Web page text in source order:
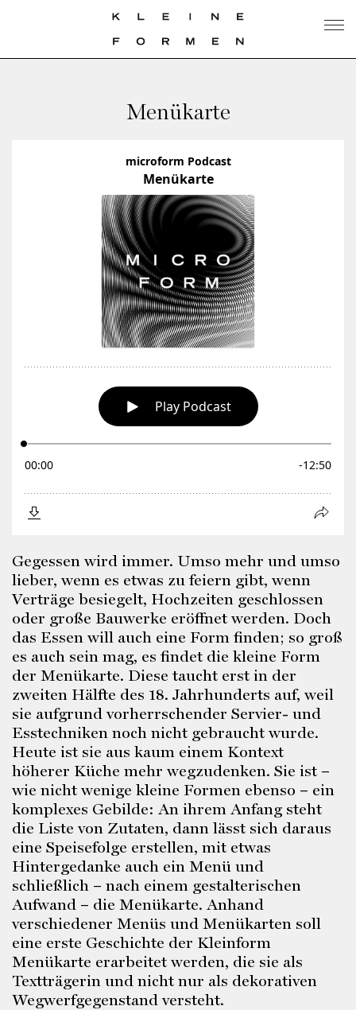
Menükarte
Gegessen wird immer. Umso mehr und umso
lieber, wenn es etwas zu feiern gibt, wenn
Verträge besiegelt, Hochzeiten geschlossen
oder große Bauwerke eröffnet werden. Doch
das Essen will auch eine Form finden; so groß
es auch sein mag, es findet die kleine Form
der Menükarte. Diese taucht erst in der
zweiten Hälfte des 18. Jahrhunderts auf, weil
sie aufgrund vorherrschender Servier- und
Esstechniken noch nicht gebraucht wurde.
Heute ist sie aus kaum einem Kontext
höherer Küche mehr wegzudenken. Sie ist –
wie nicht wenige kleine Formen ebenso – ein
komplexes Gebilde: An ihrem Anfang steht
die Liste von Zutaten, dann lässt sich daraus
eine Speisefolge erstellen, mit etwas
Hintergedanke auch ein Menü und
schließlich – nach einem gestalterischen
Aufwand – die Menükarte. Anhand
verschiedener Menüs und Menükarten soll
eine erste Geschichte der Kleinform
Menükarte erarbeitet werden, die sie als
Textträgerin und nicht nur als dekorativen
Wegwerfgegenstand versteht.